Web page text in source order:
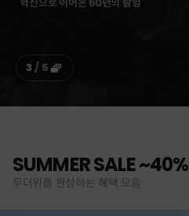
4 / 5
SUMMER SALE ~40%
무더위를 완성하는 혜택 모음